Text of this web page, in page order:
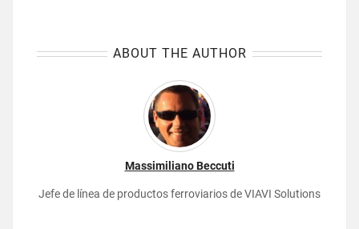
ABOUT THE AUTHOR
Massimiliano Beccuti
Jefe de línea de productos ferroviarios de VIAVI Solutions